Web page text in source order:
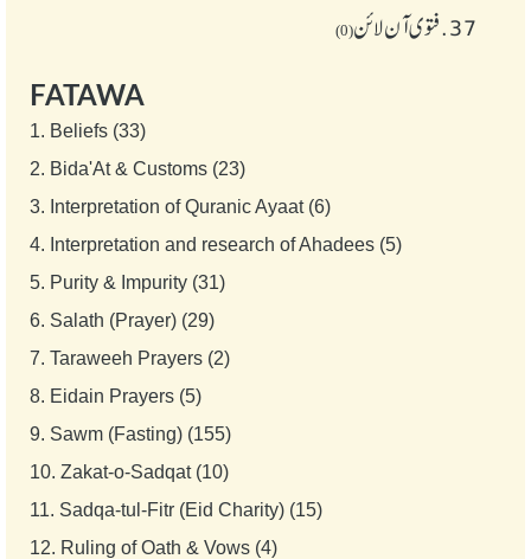
37. فتوی آن لائن(0)
FATAWA
1. Beliefs (33)
2. Bida'At & Customs (23)
3. Interpretation of Quranic Ayaat (6)
4. Interpretation and research of Ahadees (5)
5. Purity & Impurity (31)
6. Salath (Prayer) (29)
7. Taraweeh Prayers (2)
8. Eidain Prayers (5)
9. Sawm (Fasting) (155)
10. Zakat-o-Sadqat (10)
11. Sadqa-tul-Fitr (Eid Charity) (15)
12. Ruling of Oath & Vows (4)